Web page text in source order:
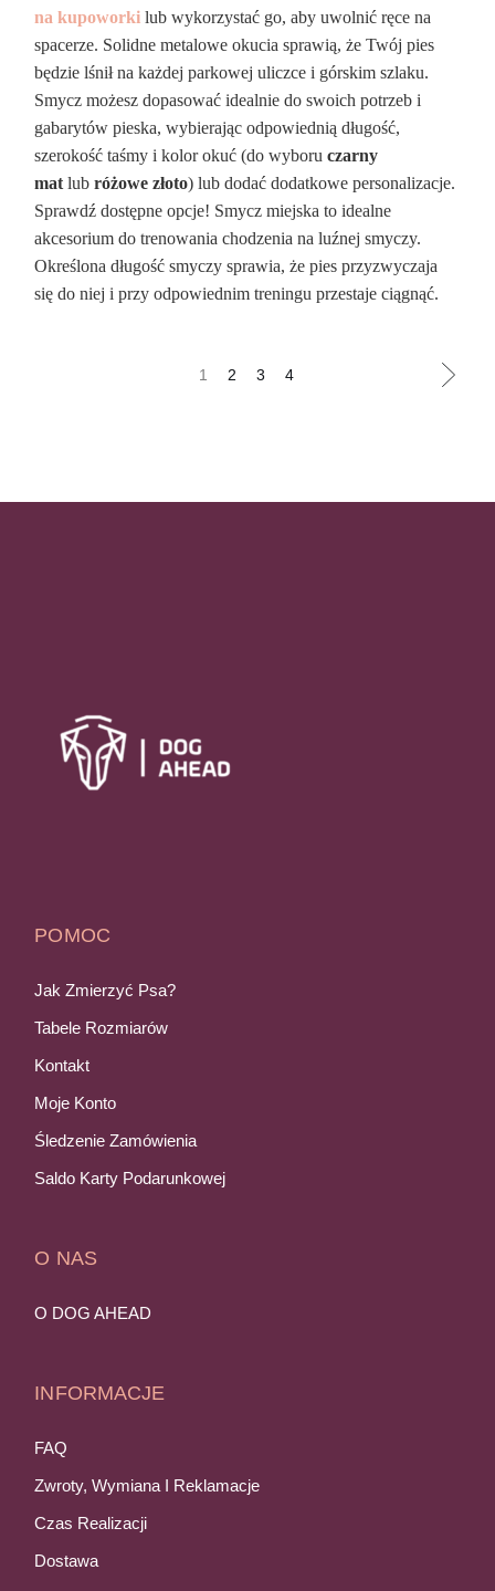
na kupoworki lub wykorzystać go, aby uwolnić ręce na
spacerze. Solidne metalowe okucia sprawią, że Twój pies
będzie lśnił na każdej parkowej uliczce i górskim szlaku.
Smycz możesz dopasować idealnie do swoich potrzeb i
gabarytów pieska, wybierając odpowiednią długość,
szerokość taśmy i kolor okuć (do wyboruczarny
matlubróżowe złoto) lub dodać dodatkowe personalizacje.
Sprawdź dostępne opcje! Smycz miejska to idealne
akcesorium do trenowania chodzenia na luźnej smyczy.
Określona długość smyczy sprawia, że pies przyzwyczaja
się do niej i przy odpowiednim treningu przestaje ciągnąć.
1 2 3 4
POMOC
Jak Zmierzyć Psa?
Tabele Rozmiarów
Kontakt
Moje Konto
Śledzenie Zamówienia
Saldo Karty Podarunkowej
O NAS
O DOG AHEAD
INFORMACJE
FAQ
Zwroty, Wymiana I Reklamacje
Czas Realizacji
Dostawa